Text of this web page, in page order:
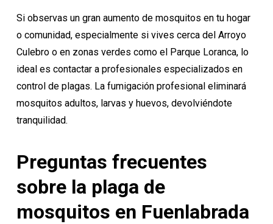
Si observas un gran aumento de mosquitos en tu hogar
o comunidad, especialmente si vives cerca del Arroyo
Culebro o en zonas verdes como el Parque Loranca, lo
ideal es contactar a profesionales especializados en
control de plagas. La fumigación profesional eliminará
mosquitos adultos, larvas y huevos, devolviéndote
tranquilidad.
Preguntas frecuentes
sobre la plaga de
mosquitos en Fuenlabrada